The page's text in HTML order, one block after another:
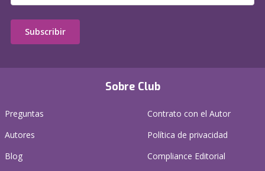
Sobre Club
Preguntas
Autores
Blog
Contrato con el Autor
Política de privacidad
Compliance Editorial
Subscribir